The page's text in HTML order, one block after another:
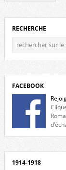
RECHERCHE
FACEBOOK
1914-1918